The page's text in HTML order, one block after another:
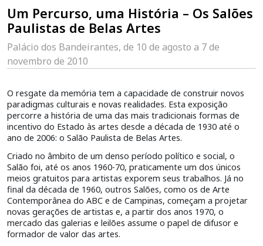
Um Percurso, uma História – Os Salões
Paulistas de Belas Artes
Palácio dos Bandeirantes, de 10 de agosto a 7 de
novembro de 2010
O resgate da memória tem a capacidade de construir novos
paradigmas culturais e novas realidades. Esta exposição
percorre a história de uma das mais tradicionais formas de
incentivo do Estado às artes desde a década de 1930 até o
ano de 2006: o Salão Paulista de Belas Artes.
Criado no âmbito de um denso período político e social, o
Salão foi, até os anos 1960-70, praticamente um dos únicos
meios gratuitos para artistas exporem seus trabalhos. Já no
final da década de 1960, outros Salões, como os de Arte
Contemporânea do ABC e de Campinas, começam a projetar
novas gerações de artistas e, a partir dos anos 1970, o
mercado das galerias e leilões assume o papel de difusor e
formador de valor das artes.